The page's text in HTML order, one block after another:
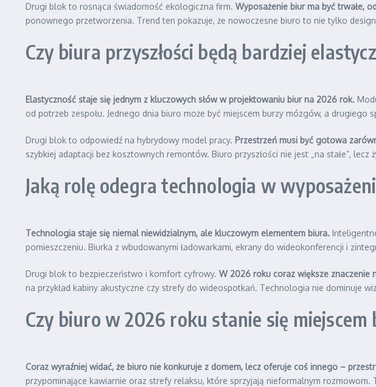
Drugi blok to rosnąca świadomość ekologiczna firm. Wyposażenie biur ma być trwałe,
ponownego przetworzenia. Trend ten pokazuje, że nowoczesne biuro to nie tylko
Czy biura przyszłości będą bardziej
Elastyczność staje się jednym z kluczowych słów w projektowaniu biur na 2026 rok.
od potrzeb zespołu. Jednego dnia biuro może być miejscem burzy mózgów, a drugiego
Drugi blok to odpowiedź na hybrydowy model pracy. Przestrzeń musi być gotowa
szybkiej adaptacji bez kosztownych remontów. Biuro przyszłości nie jest „na stałe”, lecz
Jaką rolę odegra technologia w
Technologia staje się niemal niewidzialnym, ale kluczowym elementem biura.
pomieszczeniu. Biurka z wbudowanymi ładowarkami, ekrany do wideokonferencji i
Drugi blok to bezpieczeństwo i komfort cyfrowy. W 2026 roku coraz większe znaczenie
na przykład kabiny akustyczne czy strefy do wideospotkań. Technologia nie dominuje
Czy biuro w 2026 roku stanie się
Coraz wyraźniej widać, że biuro nie konkuruje z domem, lecz oferuje coś innego –
przypominające kawiarnie oraz strefy relaksu, które sprzyjają nieformalnym rozmowom.